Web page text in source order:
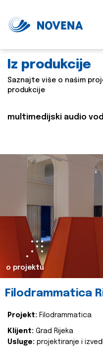
Iz produkcije
Saznajte više o našim
produkcije
multimedijski audio
o projektu
Filodrammatica
Projekt: Filodrammatica
Klijent: Grad Rijeka
Usluge: projektiranje i